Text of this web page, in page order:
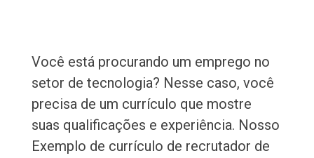
Você está procurando um emprego no
setor de tecnologia? Nesse caso, você
precisa de um currículo que mostre
suas qualificações e experiência. Nosso
Exemplo de currículo de recrutador de